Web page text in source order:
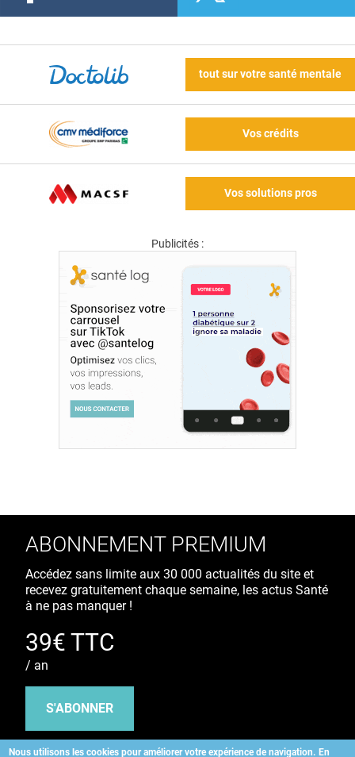
tout sur votre santé mentale
Vos crédits
Vos solutions pros
Publicités :
Nous utilisons les cookies pour améliorer votre expérience de navigation. En
ABONNEMENT PREMIUM
Accédez sans limite aux 30 000 actualités du site et
recevez gratuitement chaque semaine, les actus Santé
à ne pas manquer !
39€ TTC
/ an
S'ABONNER